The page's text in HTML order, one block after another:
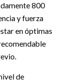
800
y fuerza
en óptimas
de